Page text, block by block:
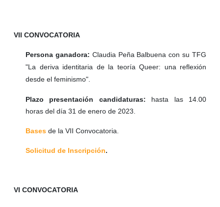
VII CONVOCATORIA
Persona ganadora: Claudia Peña Balbuena con su TFG
"La deriva identitaria de la teoría Queer: una reflexión
desde el feminismo".
Plazo presentación candidaturas: hasta las 14.00
horas del día 31 de enero de 2023.
Bases de la VII Convocatoria.
Solicitud de Inscripción.
VI CONVOCATORIA